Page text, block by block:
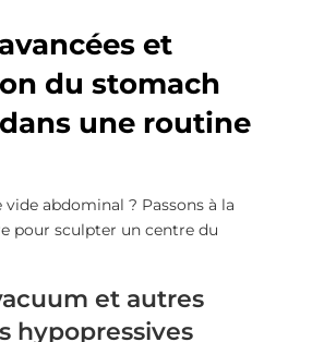
et
du stomach
une routine
abdominal ? Passons à la
pour sculpter un centre du
et autres
hypopressives